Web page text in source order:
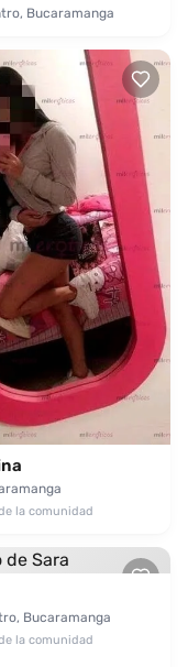
Bucaramanga
la comunidad
Bucaramanga
la comunidad